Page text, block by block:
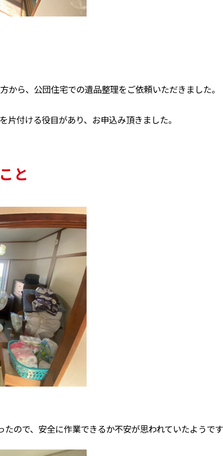
から、公団住宅での遺品整理をご依頼いただきました。
付ける役目があり、お申込み頂きました。
と
ので、安全に作業できるか不安が思われていたようです